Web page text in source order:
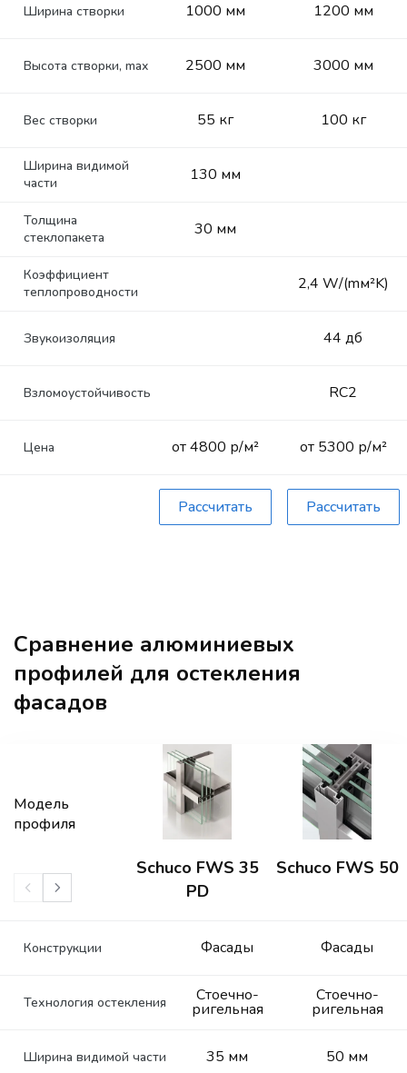
Ширина створки
Высота створки, max
Вес створки
Ширина видимой
части
Толщина
стеклопакета
Коэффициент
теплопроводности
Звукоизоляция
Взломоустойчивость
Цена
1000 мм
2500 мм
55 кг
130 мм
30 мм
от 4800 р/м²
Рассчитать
1200 мм
3000 мм
100 кг
2,4 W/(mм²K)
44 дб
RC2
от 5300 р/м²
Рассчитать
Сравнение алюминиевых
профилей для остекления
фасадов
Модель
профиля
Schuco FWS 35
PD
Schuco FWS 50
Конструкции
Технология остекления
Ширина видимой части
Фасады
Стоечно-
ригельная
35 мм
Фасады
Стоечно-
ригельная
50 мм